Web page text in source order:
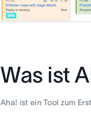
Was ist
Aha! ist ein Tool zum